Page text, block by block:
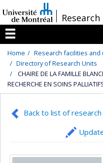
au
contenu
/Research
Menu
Home Research facilities and
Directory of Research Units
CHAIRE DE LA FAMILLE
RECHERCHE EN SOINS
Back to list of